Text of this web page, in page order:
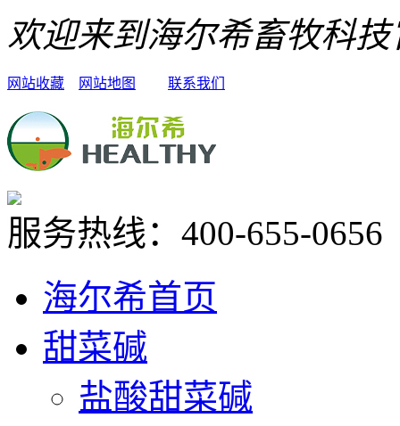
欢迎来到海尔希畜牧科
网站收藏 网站地图 联系我们
服务热线： 400-655-0656
海尔希首页
甜菜碱
盐酸甜菜碱